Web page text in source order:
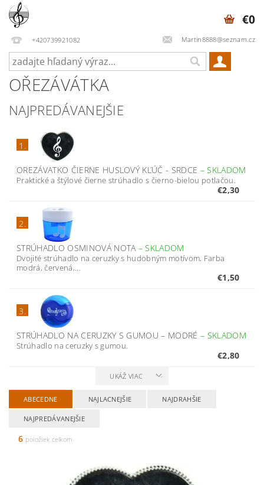
+420739921082 Martin8888@seznam.cz
€0
OŘEZÁVÁTKA
NAJPREDÁVANEJŠIE
1.
OREZÁVATKO ČIERNE HUSLOVÝ KĽÚČ - SRDCE –SKLADOM
Praktické a štýlové čierne strúhadlo s čierno-bielou potlačou.
€2,30
2.
STRÚHADLO OSMINOVÁ NOTA –SKLADOM
Dvojité strúhadlo na ceruzky s hudobným motívom. Farba
modrá, červená,...
€1,50
3.
STRÚHADLO NA CERUZKY S GUMOU – MODRÉ – SKLADOM
Strúhadlo na ceruzky s gumou.
€2,80
UKÁŽ VIAC
ABECEDNE NAJLACNEJŠIE NAJDRAHŠIE
NAJPREDÁVANEJŠIE
6 položiek celkom